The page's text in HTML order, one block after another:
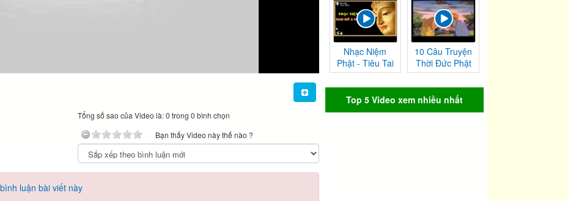
Tổng số sao của Video là: 0 trong 0 bình chọn
Bạn thấy Video này thế nào ?
luận bài viết này
Nhạc Niệm
Phật - Tiêu Tai
Nghiệp
Chướng
10 Câu Truyện
Thời Đức Phật
Tại Thế
Top 5 Video xem nhiều nhất